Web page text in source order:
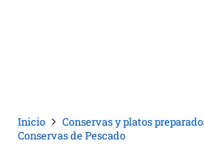
Inicio
Conservas y platos
Conservas de Pescado